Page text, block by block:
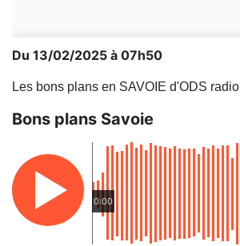
Du 13/02/2025 à 07h50
Les bons plans en SAVOIE d'ODS radio
Bons plans Savoie
0:00